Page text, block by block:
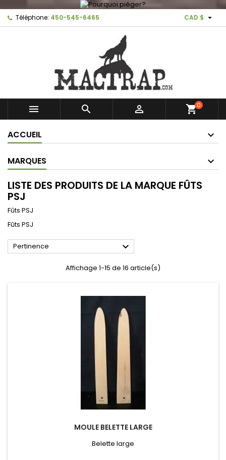
Téléphone: 450-545-6465 CAD $ 
   shopping_cart0
ACCUEIL
MARQUES
LISTE DES PRODUITS DE LA MARQUE FÛTS
PSJ
Fûts PSJ
Fûts PSJ
Pertinence 
Affichage 1-15 de 16 article(s)
MOULE BELETTE LARGE
Belette large